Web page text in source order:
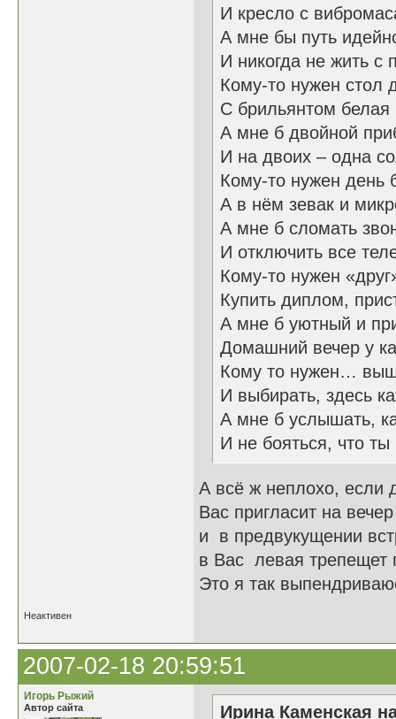
И кресло с
А мне бы путь
И никогда не жить с
Кому-то нужен стол
С брильянтом белая
А мне б двойной
И на двоих – одна
Кому-то нужен день
А в нём зевак и
А мне б сломать
И отключить все
Кому-то нужен
Купить диплом,
А мне б уютный и
Домашний вечер у
Кому то нужен…
И выбирать, здесь
А мне б услышать,
И не бояться, что ты
А всё ж неплохо, если
Вас пригласит на
и в предвукущении
в Вас левая трепещет
Это я так
Неактивен
2007-02-18 20:59:51
Игорь Рыжий
Автор сайта
Ирина Каменская